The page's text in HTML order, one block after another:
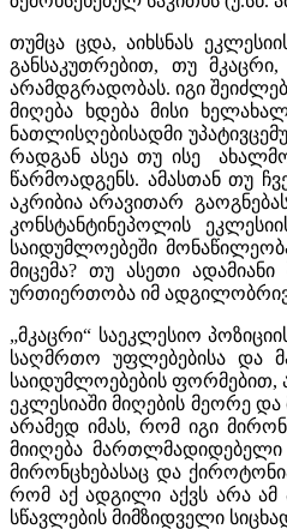
თუმცა ცდა, აიხსნას
განსაკუთრებით, თუ
არამდგრადობას. იგი
მიღება ხდება მისი
ნათლისღებისადმი
რადგან ასეა თუ ისე
წარმოადგენს. ამასთან თუ
აკრიბია არავითარ
კონსტანტინეპოლის
საიდუმლოებეში
მიცემა? თუ ასეთი
ურთიერთობა იმ
„მკაცრი“ საეკლესიო
საღმრთო უფლებებისა და
საიდუმლოებების ფორმებით,
ეკლესიაში მიღების მეორე
არამედ იმას, რომ იგი
მიიღება
მირონცხებასაც და
რომ აქ ადგილი აქვს არა ამ
სწავლების მიმზიდველი